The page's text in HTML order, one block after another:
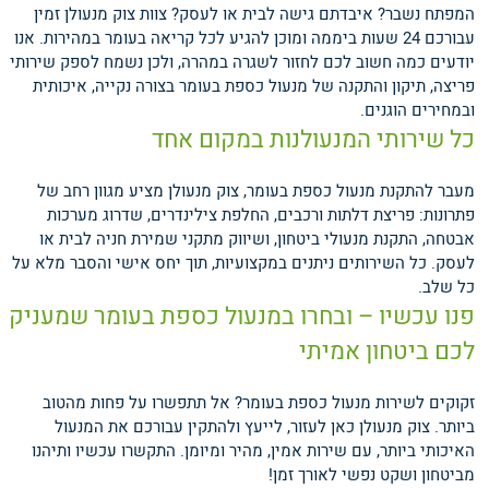
המפתח נשבר? איבדתם גישה לבית או לעסק? צוות צוק מנעולן זמין
עבורכם 24 שעות ביממה ומוכן להגיע לכל קריאה בעומר במהירות. אנו
יודעים כמה חשוב לכם לחזור לשגרה במהרה, ולכן נשמח לספק שירותי
פריצה, תיקון והתקנה של מנעול כספת בעומר בצורה נקייה, איכותית
ובמחירים הוגנים.
כל שירותי המנעולנות במקום אחד
מעבר להתקנת מנעול כספת בעומר, צוק מנעולן מציע מגוון רחב של
פתרונות: פריצת דלתות ורכבים, החלפת צילינדרים, שדרוג מערכות
אבטחה, התקנת מנעולי ביטחון, ושיווק מתקני שמירת חניה לבית או
לעסק. כל השירותים ניתנים במקצועיות, תוך יחס אישי והסבר מלא על
כל שלב.
פנו עכשיו – ובחרו במנעול כספת בעומר שמעניק
לכם ביטחון אמיתי
זקוקים לשירות מנעול כספת בעומר? אל תתפשרו על פחות מהטוב
ביותר. צוק מנעולן כאן לעזור, לייעץ ולהתקין עבורכם את המנעול
האיכותי ביותר, עם שירות אמין, מהיר ומיומן. התקשרו עכשיו ותיהנו
מביטחון ושקט נפשי לאורך זמן!